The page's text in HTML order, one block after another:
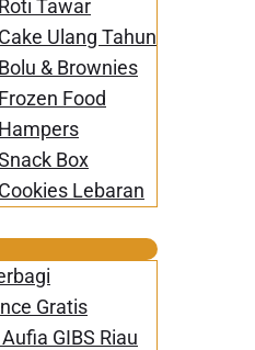
Tawar
Ulang Tahun
& Brownies
Food
Box
Lebaran
Gratis
GIBS Riau